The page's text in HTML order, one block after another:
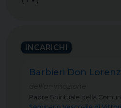
INCARICHI
Barbieri Don
Padre Spirituale della